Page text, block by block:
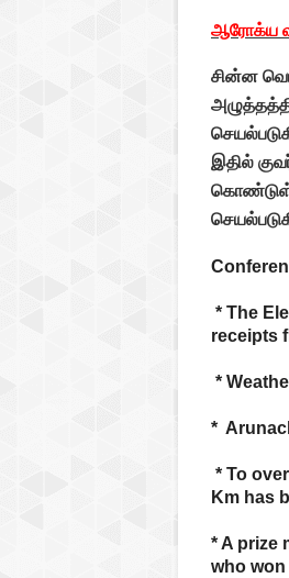
ஆரோக்ய
சின்ன
இதில்
* The
receipts
*
*
* To
Km has
* A prize
who